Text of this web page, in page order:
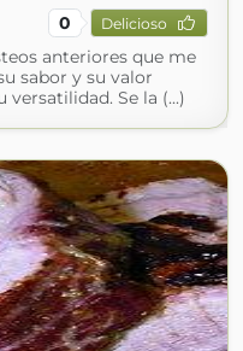
0 Delicioso
anteriores que me
sabor y su valor
Se la (...)